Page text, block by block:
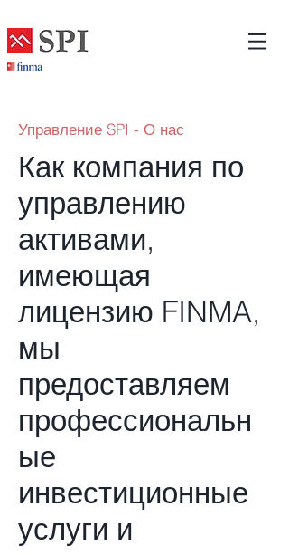
Управление SPI - О нас
Как компания по
управлению
активами,
имеющая
лицензию FINMA,
мы
предоставляем
профессиональн
ые
инвестиционные
услуги и